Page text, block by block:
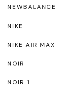
NEWBALANCE
NIKE
NIKE AIR MAX
NOIR
NOIR 1